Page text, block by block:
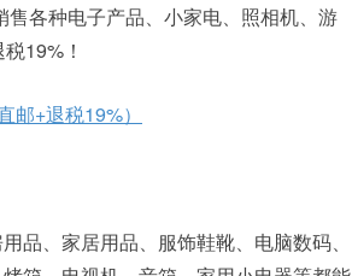
各种电子产品、小家电、照相机、游
19%！
+退税19%）
品、家居用品、服饰鞋靴、电脑数码、